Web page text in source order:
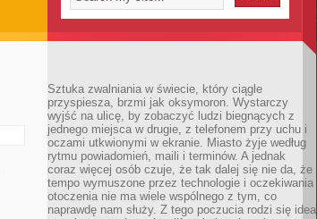
Sztuka zwalniania w świecie, który ciągle
przyspiesza, brzmi jak oksymoron. Wystarczy
wyjść na ulicę, by zobaczyć ludzi biegnących z
jednego miejsca w drugie, z telefonem przy uchu i
oczami utkwionymi w ekranie. Miasto żyje według
rytmu powiadomień, maili i terminów. A jednak
coraz więcej osób czuje, że tak dalej się nie da, że
tempo wymuszone przez technologie i oczekiwania
otoczenia nie ma wiele wspólnego z tym, co
naprawdę nam służy. Z tego poczucia rodzi się idea